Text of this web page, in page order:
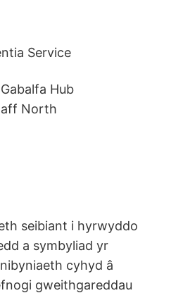
Service
Hub
North
seibiant i hyrwyddo
a symbyliad yr
cyhyd â
gweithgareddau